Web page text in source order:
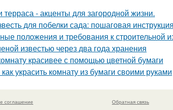
- акценты для загородной жизни.
для побелки сада: пошаговая инструкция
положения и требования к строительной
известью через два года хранения
красивее с помощью цветной бумаги
украсить комнату из бумаги своими руками
соглашение
Обратная связь